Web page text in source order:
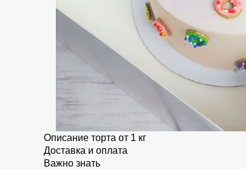
Описание торта от 1 кг
Доставка и оплата
Важно знать